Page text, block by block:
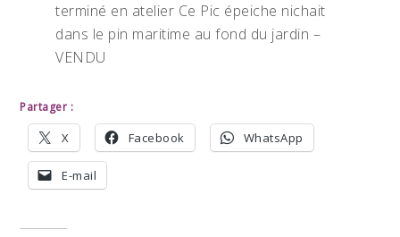
terminé en atelier Ce Pic épeiche nichait
dans le pin maritime au fond du jardin –
VENDU
Partager :
X Facebook WhatsApp
E-mail